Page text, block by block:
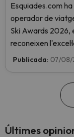
Esquiades.com
operador de
Ski Awards 2026,
reconeixen
Vota ara i
Publicada: 07/08/
Últimes